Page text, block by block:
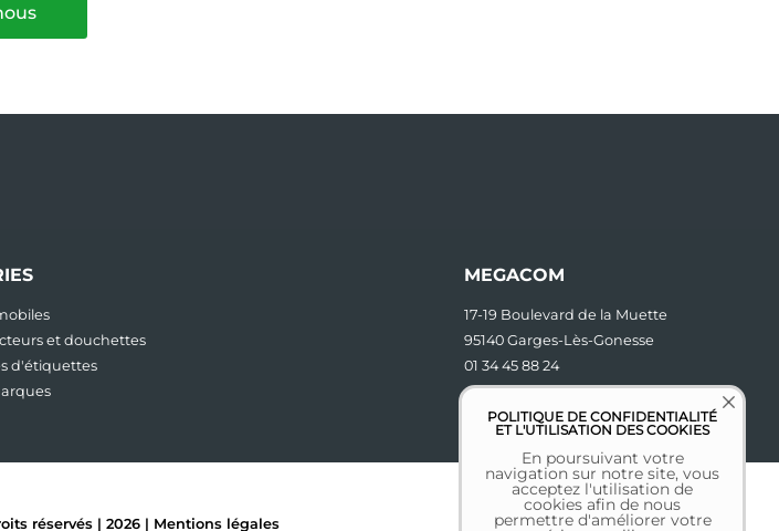
et douchettes
d'étiquettes
MEGACOM
17-19 Boulevard de la Muette
95140 Garges-Lès-Gonesse
01 34 45 88 24
contact [at] megacom.fr
POLITIQUE DE CONFIDENTIALITÉ
ET L'UTILISATION DES COOKIES
En poursuivant votre
navigation sur notre site, vous
acceptez l'utilisation de
cookies afin de nous
permettre d'améliorer votre
réservés | 2026 | Mentions légales